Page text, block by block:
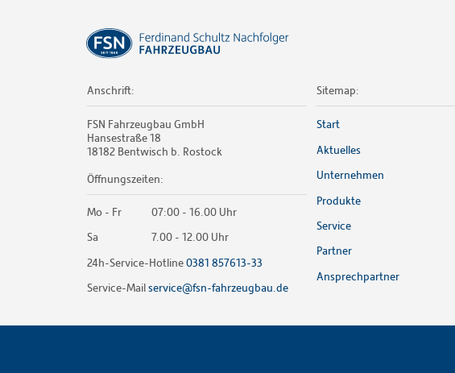
Anschrift:
FSN Fahrzeugbau GmbH
Hansestraße 18
18182 Bentwisch b. Rostock
Öffnungszeiten:
Mo - Fr
07:00 - 16.00 Uhr
Sa
7.00 - 12.00 Uhr
24h-Service-Hotline0381 857613-33
Service-Mailservice@fsn-fahrzeugbau.de
Sitemap:
Start
Aktuelles
Unternehmen
Produkte
Service
Partner
Ansprechpartner